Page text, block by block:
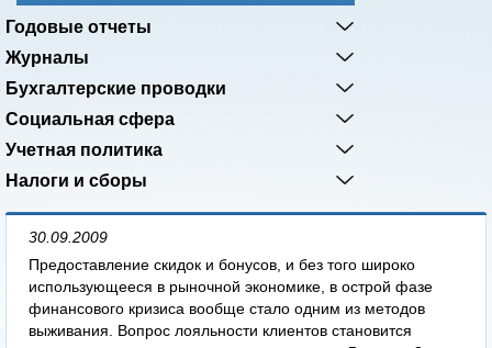
Годовые отчеты
Журналы
Бухгалтерские проводки
Социальная сфера
Учетная политика
Налоги и сборы
30.09.2009
Предоставление скидок и бонусов, и без того широко
использующееся в рыночной экономике, в острой фазе
финансового кризиса вообще стало одним из методов
выживания. Вопрос лояльности клиентов становится